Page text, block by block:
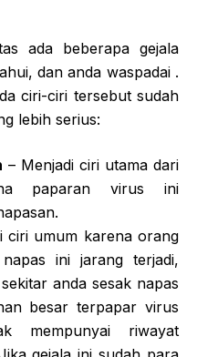
ada beberapa gejala
dan anda waspadai .
ciri-ciri tersebut sudah
lebih serius:
– Menjadi ciri utama dari
paparan virus ini
ciri umum karena orang
ini jarang terjadi,
anda sesak napas
besar terpapar virus
mempunyai riwayat